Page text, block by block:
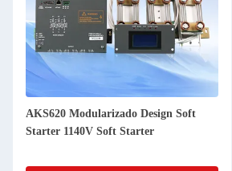
AKS620 Modularizado Design Soft
Starter 1140V Soft Starter